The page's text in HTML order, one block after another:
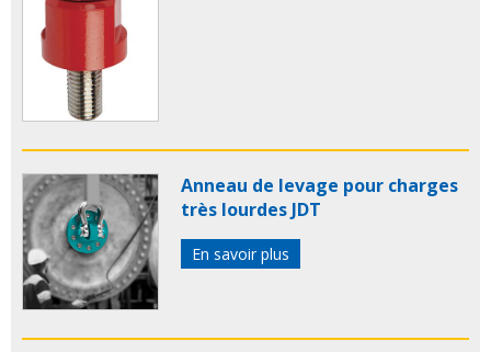
Anneau de levage pour charges
très lourdes JDT
En savoir plus